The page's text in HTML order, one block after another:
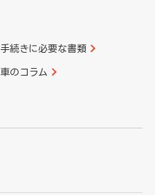
手続きに必要な書類
車のコラム